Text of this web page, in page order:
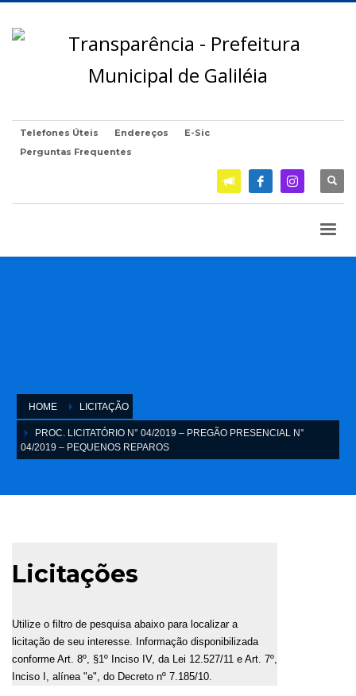
Telefones Úteis Endereços
E-Sic
Perguntas Frequentes
HOME LICITAÇÃO
PROC. LICITATÓRIO N° 04/2019 – PREGÃO PRESENCIAL N°
04/2019 – PEQUENOS REPAROS
Licitações
Utilize o filtro de pesquisa abaixo para localizar a
licitação de seu interesse. Informação disponibilizada
conforme Art. 8º, §1º Inciso IV, da Lei 12.527/11 e Art. 7º,
Inciso I, alínea "e", do Decreto nº 7.185/10.